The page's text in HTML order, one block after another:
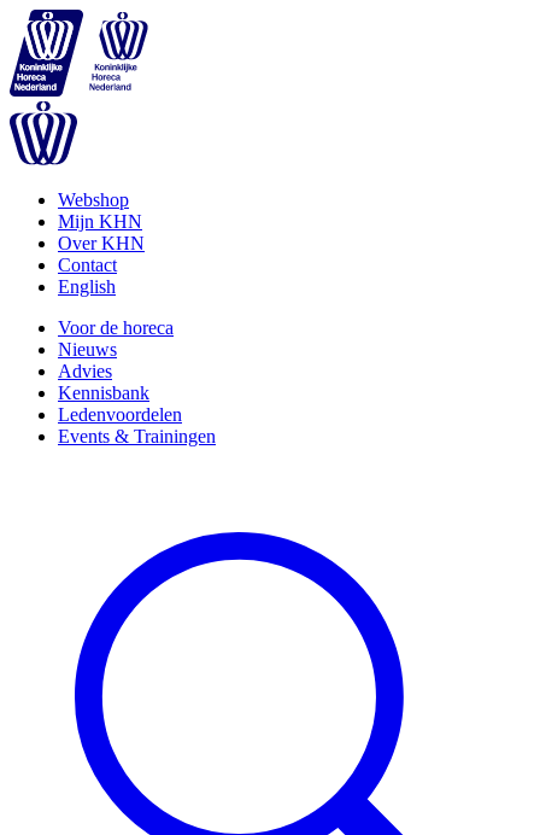
Webshop
Mijn KHN
Over KHN
Contact
English
Voor de horeca
Nieuws
Advies
Kennisbank
Ledenvoordelen
Events & Trainingen